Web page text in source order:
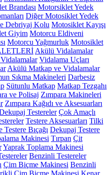
Brandası Motorsiklet Yedek
Diğer Motosiklet Yedek
Debriyaj Kolu Motosiklet Kayışı
Giyim Motorcu Eldiveni
Motorcu Yağmurluk Motosiklet
Akülü Vidalamalar
Vidalama Uçları
Akülü Matkap ve Vidalamalar
Sıkma Makineleri Darbesiz
Sütunlu Matkap Matkap Tezgahı
ve Polisaj Zımpara Makineleri
Zımpara Kağıdı ve Aksesuarları
Testereler Çok Amaçlı
Testere Aksesuarları Tilki
Testere Bıçağı Dekupaj Testere
Makinesi Tırpan Çit
Yaprak Toplama Makinesi
Benzinli Testereler
Çim Biçme Makinesi Benzinli
Çim Biçme Makinesi Kenar